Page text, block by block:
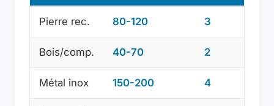
Pierre rec. 80-120 3
Bois/comp. 40-70 2
Métal inox 150-200 4